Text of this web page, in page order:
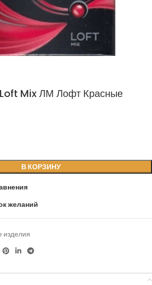
увеличить
Mix ЛМ Лофт Красные
В КОРЗИНУ
желаний
изделия